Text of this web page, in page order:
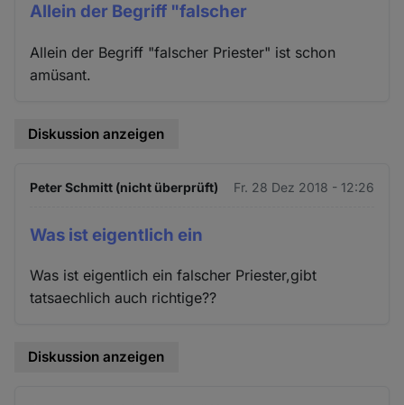
Allein der Begriff "falscher
Allein der Begriff "falscher Priester" ist schon
amüsant.
Diskussion anzeigen
Peter Schmitt (nicht überprüft) Fr. 28 Dez 2018 - 12:26
Was ist eigentlich ein
Was ist eigentlich ein falscher Priester,gibt
tatsaechlich auch richtige??
Diskussion anzeigen